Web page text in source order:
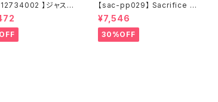
】ジャステ
ンバーレイク Justin
Timberlake MAN
WOODS パーカー
ー アーティスト スウ
【sac-pp029】 Sacrifice サ
クリファイス 大きいサイズ メ
ンズ ユニセックス スウェット
パーカー 窓グラフィック 長袖
M L XL XXL 2L 大きめ 長袖
¥7,546
30%OFF